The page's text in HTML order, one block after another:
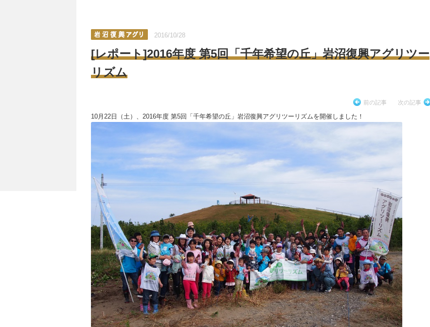
2016/10/28
[レポート]2016年度 第5回「千年希望の丘」岩沼復興アグリツー
リズム
前の記事 次の記事
10月22日（土）、2016年度 第5回「千年希望の丘」岩沼復興アグリツーリズムを開催しました！